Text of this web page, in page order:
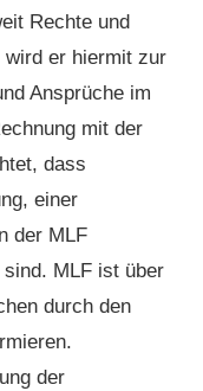
Rechte und
wird er hiermit zur
Ansprüche im
mit der
dass
einer
der MLF
MLF ist über
durch den
der